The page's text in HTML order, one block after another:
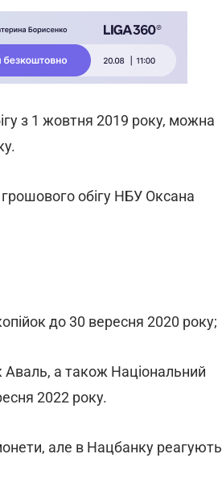
з 1 жовтня 2019 року, можна
обігу НБУ Оксана
до 30 вересня 2020 року;
а також Національний
2022 року.
але в Нацбанку реагують